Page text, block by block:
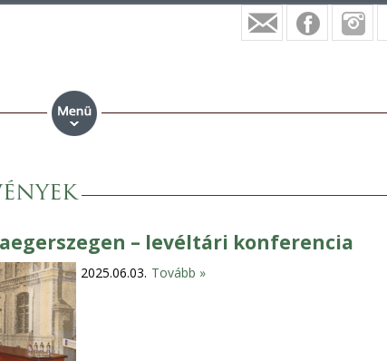
– levéltári konferencia
2025.06.03. Tovább »